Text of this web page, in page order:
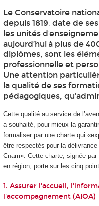
Le Conservatoire
depuis 1819, date de
les unités
aujourd’hui à plus de
diplômes, sont les
professionnelle et
Une attention
la qualité de ses
pédagogiques,
Cette qualité au service de
a souhaité, pour mieux la
formaliser par une charte qui
être respectés pour la
Cnam». Cette charte, signée
en région, porte sur les cinq
1. Assurer l'accueil,
l'accompagnement (AIOA)